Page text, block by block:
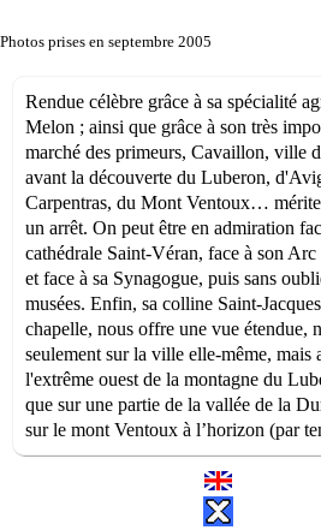
Photos prises en septembre 2005
Rendue célèbre grâce à sa spécialité
Melon ; ainsi que grâce à son très
marché des primeurs, Cavaillon, ville
avant la découverte du Luberon,
Carpentras, du Mont Ventoux…
un arrêt. On peut être en admiration
cathédrale Saint-Véran, face à son
et face à sa Synagogue, puis sans
musées. Enfin, sa colline Saint-
chapelle, nous offre une vue étendue,
seulement sur la ville elle-même, mais
l'extrême ouest de la montagne du
que sur une partie de la vallée de la
sur le mont Ventoux à l’horizon (par